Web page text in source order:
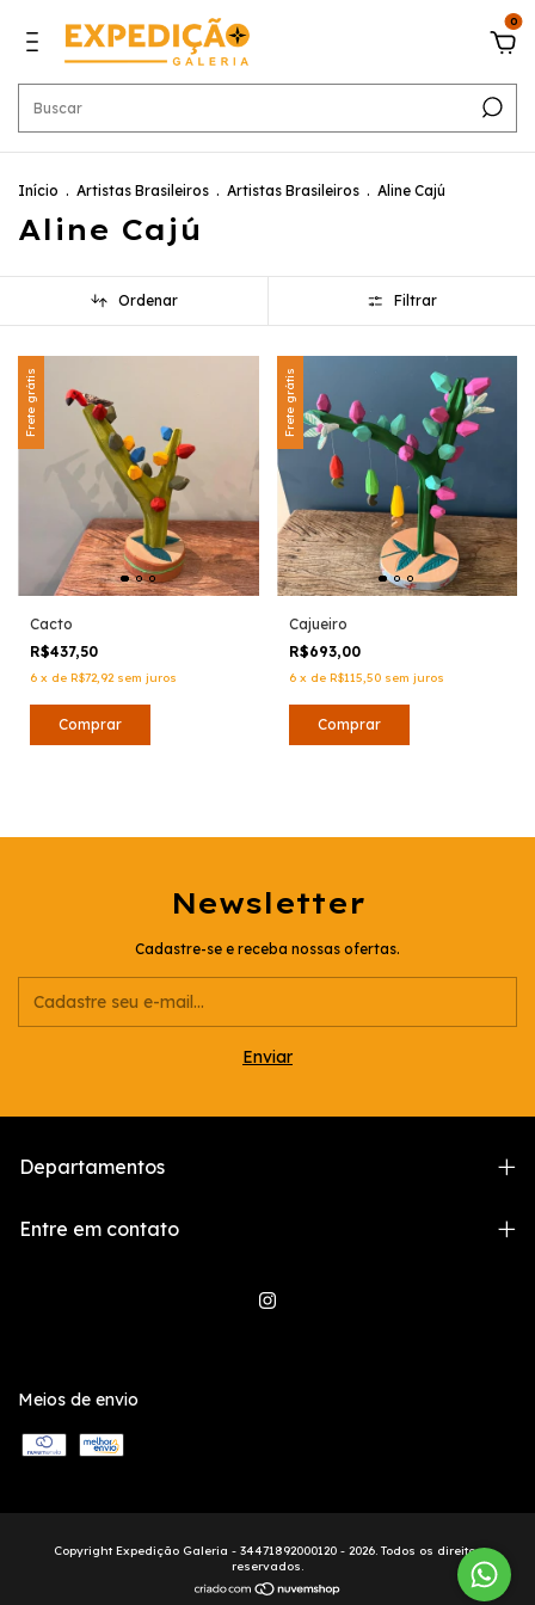
0
Início . Artistas Brasileiros . Artistas Brasileiros . Aline Cajú
Aline Cajú
Ordenar Filtrar
Frete grátis
Cacto
R$437,50
6 x de R$72,92 sem juros
Frete grátis
Cajueiro
R$693,00
6 x de R$115,50 sem juros
Newsletter
Cadastre-se e receba nossas ofertas.
Departamentos
Entre em contato
Meios de envio
Copyright Expedição Galeria - 34471892000120 - 2026. Todos os direitos
reservados.